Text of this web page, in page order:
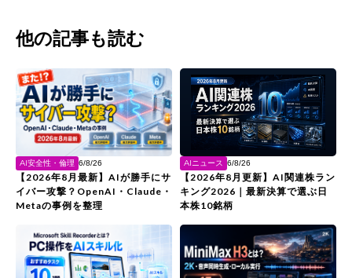
他の記事も読む
AI安全性・倫理 6/8/26
【2026年8月最新】AIが勝手にサ
イバー攻撃？OpenAI・Claude・
Metaの事例を整理
AIニュース 6/8/26
【2026年8月更新】AI関連株ラン
キング2026｜最新決算で選ぶ日
本株10銘柄